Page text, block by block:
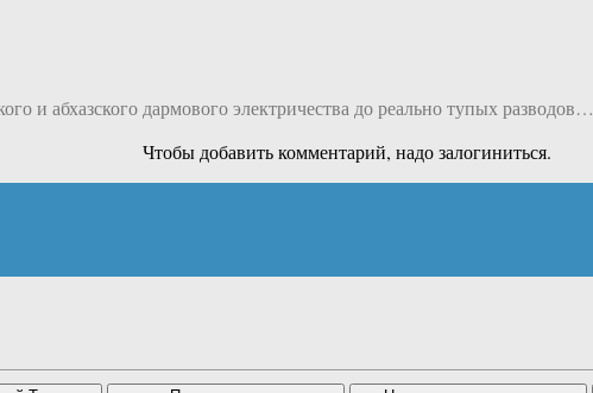
и абхазского дармового электричества до реально тупых разводов…
Чтобы добавить комментарий, надо залогиниться.